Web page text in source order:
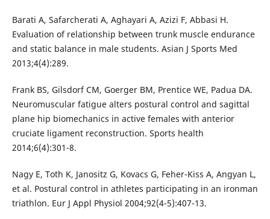
Barati A, Safarcherati A, Aghayari A, Azizi F, Abbasi H.
Evaluation of relationship between trunk muscle endurance
and static balance in male students. Asian J Sports Med
2013;4(4):289.
Frank BS, Gilsdorf CM, Goerger BM, Prentice WE, Padua DA.
Neuromuscular fatigue alters postural control and sagittal
plane hip biomechanics in active females with anterior
cruciate ligament reconstruction. Sports health
2014;6(4):301-8.
Nagy E, Toth K, Janositz G, Kovacs G, Feher-Kiss A, Angyan L,
et al. Postural control in athletes participating in an ironman
triathlon. Eur J Appl Physiol 2004;92(4-5):407-13.